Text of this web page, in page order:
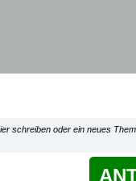
schreiben oder ein neues